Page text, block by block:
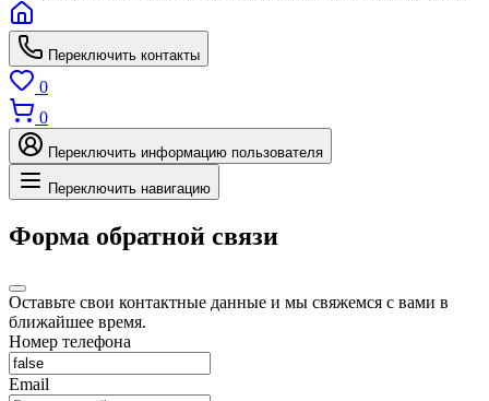
Переключить контакты
0
0
Переключить информацию пользователя
Переключить навигацию
Форма обратной связи
Оставьте свои контактные данные и мы свяжемся с вами в
ближайшее время.
Номер телефона
Email